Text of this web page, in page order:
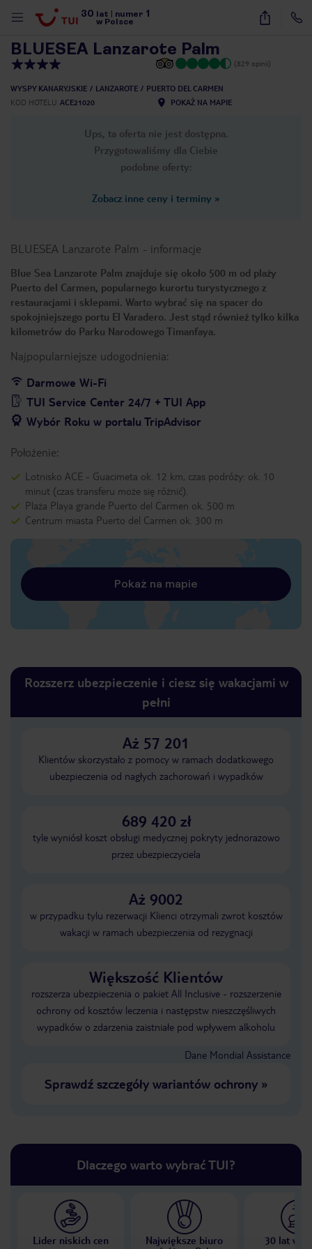
30 lat numer 1
w Polsce
10
BLUESEA Lanzarote Palm
(829 opinii)
WYSPY KANARYJSKIE LANZAROTE
PUERTO DEL CARMEN
KOD HOTELU ACE21020 POKAŻ NA MAPIE
Ups, ta oferta nie jest dostępna.
Przygotowaliśmy dla Ciebie
podobne oferty:
Zobacz inne ceny i terminy »
BLUESEA Lanzarote Palm - informacje
Blue Sea Lanzarote Palm znajduje się około 500 m od plaży
Puerto del Carmen, popularnego kurortu turystycznego z
restauracjami i sklepami. Warto wybrać się na spacer do
spokojniejszego portu El Varadero. Jest stąd również tylko kilka
kilometrów do Parku Narodowego Timanfaya.
Najpopularniejsze udogodnienia:
Darmowe Wi-Fi
TUI Service Center 24/7 + TUI App
Wybór Roku w portalu TripAdvisor
Położenie:
Lotnisko ACE - Guacimeta ok. 12 km, czas podróży: ok. 10
minut (czas transferu może się różnić).
Plaża Playa grande Puerto del Carmen ok. 500 m
Centrum miasta Puerto del Carmen ok. 300 m
Pokaż na mapie
Rozszerz ubezpieczenie i ciesz się wakacjami w
pełni
Aż 57 201
Klientów skorzystało z pomocy w ramach dodatkowego
ubezpieczenia od nagłych zachorowań i wypadków
689 420 zł
tyle wyniósł koszt obsługi medycznej pokryty jednorazowo
przez ubezpieczyciela
Aż 9002
w przypadku tylu rezerwacji Klienci otrzymali zwrot kosztów
wakacji w ramach ubezpieczenia od rezygnacji
Większość Klientów
rozszerza ubezpieczenia o pakiet All Inclusive - rozszerzenie
ochrony od kosztów leczenia i następstw nieszczęśliwych
wypadków o zdarzenia zaistniałe pod wpływem alkoholu
Dane Mondial Assistance
Sprawdź szczegóły wariantów ochrony»
Dlaczego warto wybrać TUI?
Lider niskich cen
Największe biuro
30 lat w